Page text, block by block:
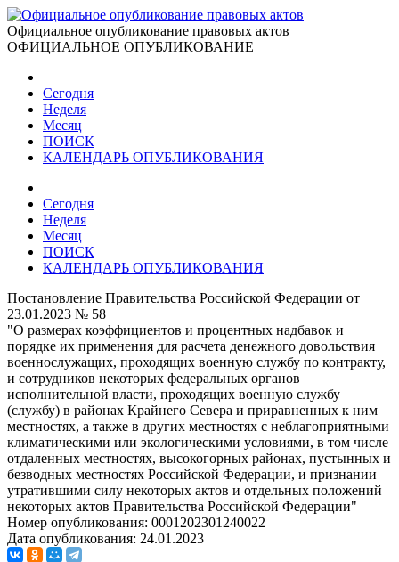
Официальное опубликование правовых актов
ОФИЦИАЛЬНОЕ ОПУБЛИКОВАНИЕ
Сегодня
Неделя
Месяц
ПОИСК
КАЛЕНДАРЬ ОПУБЛИКОВАНИЯ
Сегодня
Неделя
Месяц
ПОИСК
КАЛЕНДАРЬ ОПУБЛИКОВАНИЯ
Постановление Правительства Российской Федерации от
23.01.2023 № 58
"О размерах коэффициентов и процентных надбавок и
порядке их применения для расчета денежного довольствия
военнослужащих, проходящих военную службу по контракту,
и сотрудников некоторых федеральных органов
исполнительной власти, проходящих военную службу
(службу) в районах Крайнего Севера и приравненных к ним
местностях, а также в других местностях с неблагоприятными
климатическими или экологическими условиями, в том числе
отдаленных местностях, высокогорных районах, пустынных и
безводных местностях Российской Федерации, и признании
утратившими силу некоторых актов и отдельных положений
некоторых актов Правительства Российской Федерации"
Номер опубликования: 0001202301240022
Дата опубликования: 24.01.2023